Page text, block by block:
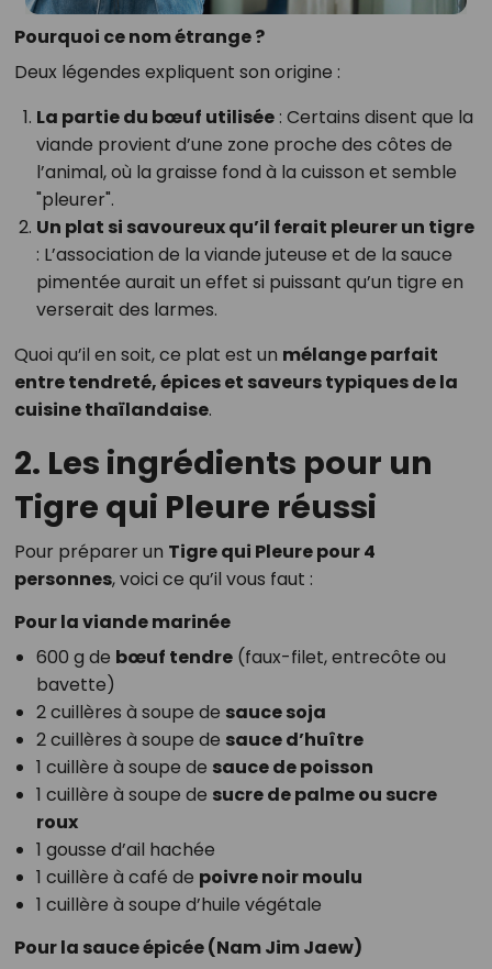
Pourquoi ce nom étrange ?
Deux légendes expliquent son origine :
La partie du bœuf utilisée: Certains disent que la
viande provient d’une zone proche des côtes de
l’animal, où la graisse fond à la cuisson et semble
"pleurer".
Un plat si savoureux qu’il ferait pleurer un tigre
: L’association de la viande juteuse et de la sauce
pimentée aurait un effet si puissant qu’un tigre en
verserait des larmes.
Quoi qu’il en soit, ce plat est un mélange parfait
entre tendreté, épices et saveurs typiques de la
cuisine thaïlandaise.
2. Les ingrédients pour un
Tigre qui Pleure réussi
Pour préparer un Tigre qui Pleure pour 4
personnes, voici ce qu’il vous faut :
Pour la viande marinée
600 g de bœuf tendre(faux-filet, entrecôte ou
bavette)
2 cuillères à soupe de sauce soja
2 cuillères à soupe de sauce d’huître
1 cuillère à soupe de sauce de poisson
1 cuillère à soupe de sucre de palme ou sucre
roux
1 gousse d’ail hachée
1 cuillère à café de poivre noir moulu
1 cuillère à soupe d’huile végétale
Pour la sauce épicée (Nam Jim Jaew)